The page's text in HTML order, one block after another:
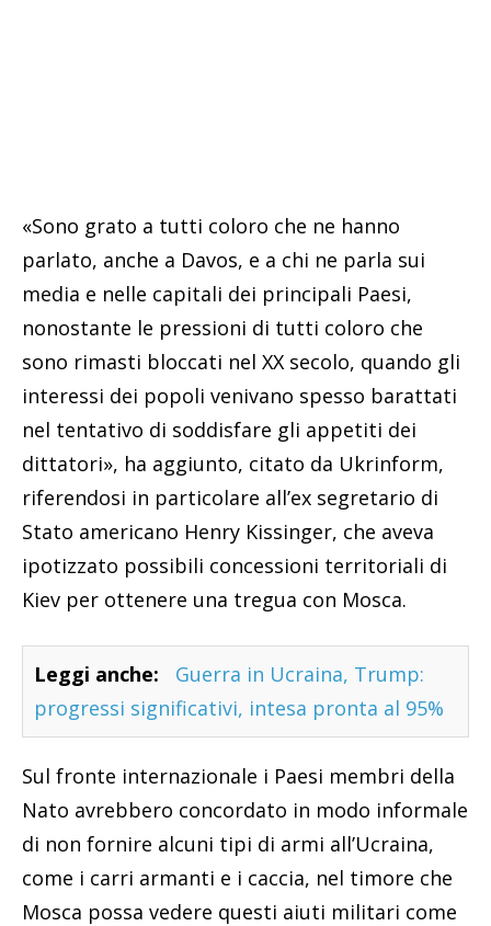
«Sono grato a tutti coloro che ne hanno
parlato, anche a Davos, e a chi ne parla sui
media e nelle capitali dei principali Paesi,
nonostante le pressioni di tutti coloro che
sono rimasti bloccati nel XX secolo, quando gli
interessi dei popoli venivano spesso barattati
nel tentativo di soddisfare gli appetiti dei
dittatori», ha aggiunto, citato da Ukrinform,
riferendosi in particolare all’ex segretario di
Stato americano Henry Kissinger, che aveva
ipotizzato possibili concessioni territoriali di
Kiev per ottenere una tregua con Mosca.
Leggi anche:
Guerra in Ucraina, Trump:
progressi significativi, intesa pronta al 95%
Sul fronte internazionale i Paesi membri della
Nato avrebbero concordato in modo informale
di non fornire alcuni tipi di armi all’Ucraina,
come i carri armanti e i caccia, nel timore che
Mosca possa vedere questi aiuti militari come